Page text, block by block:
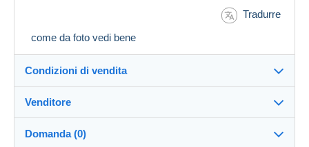
Tradurre
come da foto vedi bene
Condizioni di vendita
Destinazione:
Vedi l'elenco dei paesi
Venditore
Domanda (0)